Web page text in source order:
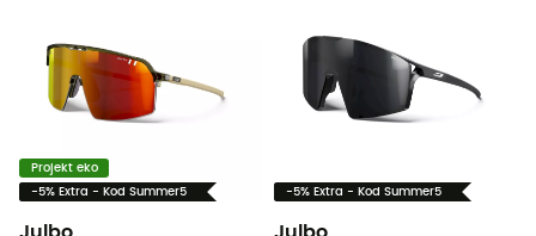
Projekt eko
-5% Extra - Kod Summer5 -5% Extra - Kod Summer5